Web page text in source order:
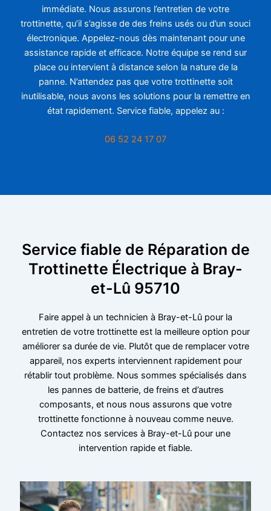
immédiate. Nous assurons l’entretien de votre
trottinette, qu’il s’agisse de des freins usés ou d’un souci
électronique. Appelez-nous dès maintenant pour une
assistance rapide et efficace. Notre équipe se rend sur
place ou intervient à distance selon la nature de la
panne. N’attendez pas que votre trottinette soit
inutilisable, nous avons les solutions pour la remettre en
état rapidement. Service fiable, appelez au :
06 52 24 17 07
Service fiable de Réparation de
Trottinette Électrique à Bray-
et-Lû 95710
Faire appel à un technicien à Bray-et-Lû pour la
entretien de votre trottinette est la meilleure option pour
améliorer sa durée de vie. Plutôt que de remplacer votre
appareil, nos experts interviennent rapidement pour
rétablir tout problème. Nous sommes spécialisés dans
les pannes de batterie, de freins et d’autres
composants, et nous nous assurons que votre
trottinette fonctionne à nouveau comme neuve.
Contactez nos services à Bray-et-Lû pour une
intervention rapide et fiable.